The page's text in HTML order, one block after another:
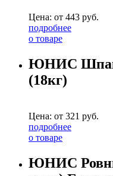
Цена: от 443 руб.
подробнее
о товаре
ЮНИС
(18кг)
Цена: от 321 руб.
подробнее
о товаре
ЮНИС